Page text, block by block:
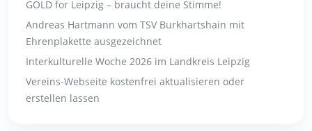
GOLD for Leipzig – braucht deine Stimme!
Andreas Hartmann vom TSV Burkhartshain mit
Ehrenplakette ausgezeichnet
Interkulturelle Woche 2026 im Landkreis Leipzig
Vereins-Webseite kostenfrei aktualisieren oder
erstellen lassen